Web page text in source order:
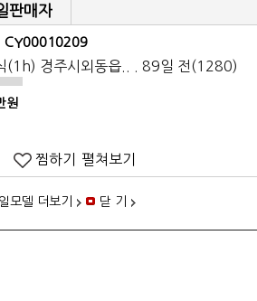
판매자
CY00010209
(1h) 경주시외동읍.. . 89일 전(1280)
원
찜하기 펼쳐보기
모델 더보기 닫 기